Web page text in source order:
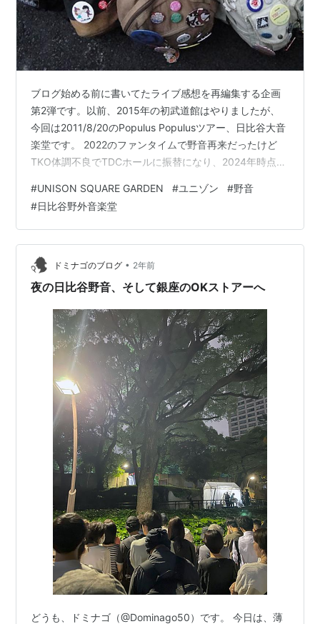
ブログ始める前に書いてたライブ感想を再編集する企画
第2弾です。以前、2015年の初武道館はやりましたが、
今回は2011/8/20のPopulus Populusツアー、日比谷大音
楽堂です。 2022のファンタイムで野音再来だったけど
TKO体調不良でTDCホールに振替になり、2024年時点で
MACHINE』で待望の円盤化ということで老害大歓喜して
おります。 自分は田淵MC名言ツイートbotと化している
お馴染みな回 今日でUNISONポプラツアー野音から10年
だそうです。〜mixiライブレポ日記から転載した、アン
コール田淵MCを添え…
#UNISON SQUARE GARDEN #ユニゾン #野音
#日比谷野外音楽堂
ドミナゴのブログ • 2年前
夜の日比谷野音、そして銀座のOKストアーへ
どうも、ドミナゴ（@Dominago50）です。 今日は、薄